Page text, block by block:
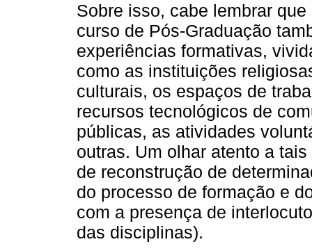
Sobre isso, cabe lembrar
curso de Pós-Graduação
experiências formativas,
como as instituições
culturais, os espaços de
recursos tecnológicos de
públicas, as atividades
outras. Um olhar atento a
de reconstrução de
do processo de formação e
com a presença de
das disciplinas).